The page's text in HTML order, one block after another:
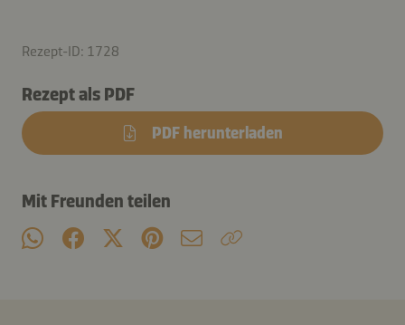
Rezept-ID: 1728
Rezept als PDF
PDF herunterladen
Mit Freunden teilen